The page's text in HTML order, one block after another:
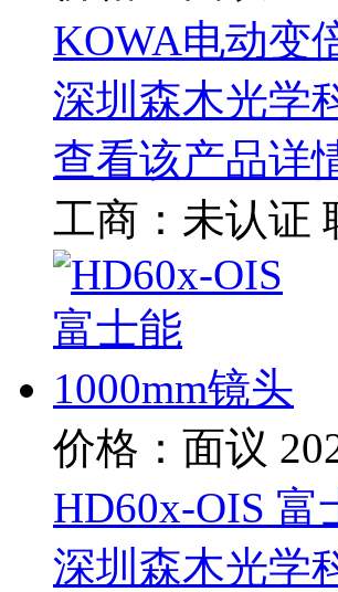
KOWA电动变
深圳森木光学
查看该产品详
工商： 未认证
价格：面议
HD60x-OIS 富
深圳森木光学